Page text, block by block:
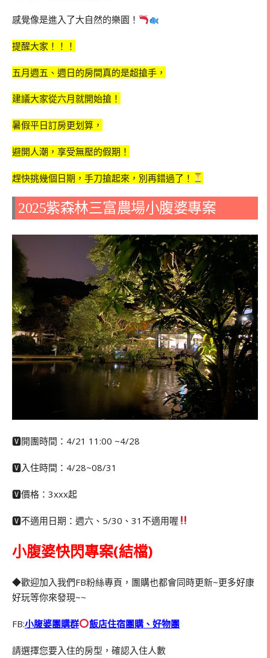
感覺像是進入了大自然的樂園！
提醒大家！！！
五月週五、週日的房間真的是超搶手，
建議大家從六月就開始搶！
暑假平日訂房更划算，
避開人潮，享受無壓的假期！
趕快挑幾個日期，手刀搶起來，別再錯過了！
2025紫森林三富農場小腹婆專案
🆅開團時間：4/21 11:00 ~4/28
🆅入住時間：4/28~08/31
🆅價格：3xxx起
🆅不適用日期：週六、5/30、31不適用喔
小腹婆快閃專案(結檔)
◆歡迎加入我們FB粉絲專頁，團購也都會同時更新~更多好康
好玩等你來發現~~
FB:小腹婆團購群 飯店住宿團購、好物團
請選擇您要入住的房型，確認入住人數